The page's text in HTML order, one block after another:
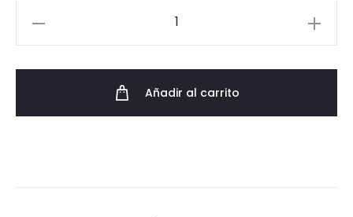
Añadir al carrito